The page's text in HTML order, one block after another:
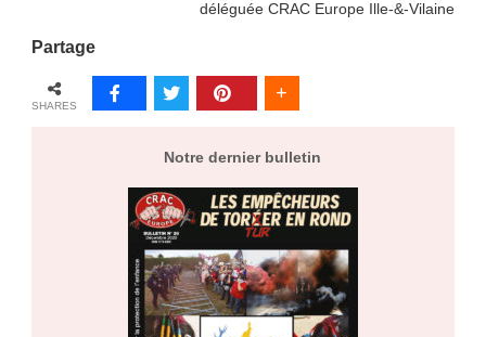
déléguée CRAC Europe Ille-&-Vilaine
Partage
SHARES
Notre dernier bulletin